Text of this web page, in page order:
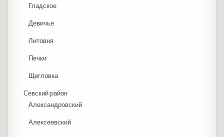
Гладское
Девичье
Литовня
Печки
Щегловка
Севский район
Александровский
Алексеевский